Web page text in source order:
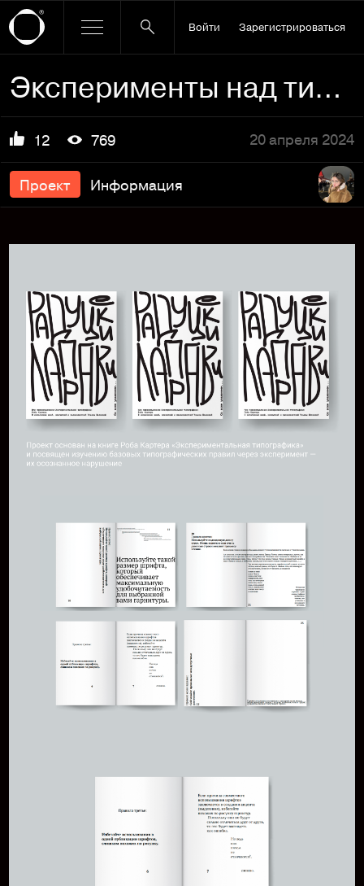
Войти Зарегистрироваться
Эксперименты над типографикой
12 769 20 апреля 2024
Проект Информация